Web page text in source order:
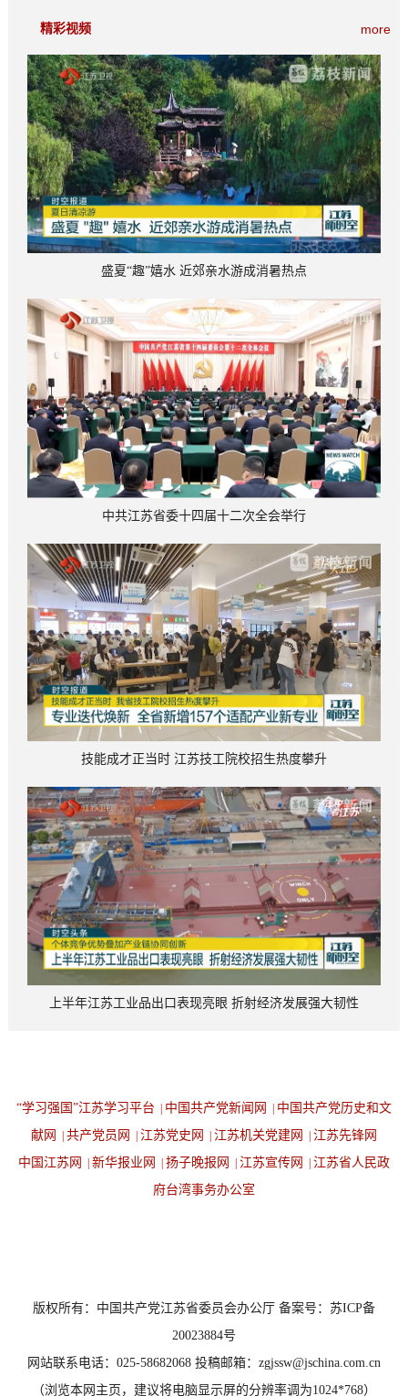
more
精彩视频
盛夏“趣”嬉水 近郊亲水游成消暑热点
中共江苏省委十四届十二次全会举行
技能成才正当时 江苏技工院校招生热度攀升
上半年江苏工业品出口表现亮眼 折射经济发展强大韧性
“学习强国”江苏学习平台 中国共产党新闻网
中国共产党历史和文
献网
共产党员网 江苏党史网 江苏机关党建网
江苏先锋网
中国江苏网
新华报业网 扬子晚报网 江苏宣传网
江苏省人民政
府台湾事务办公室
版权所有：中国共产党江苏省委员会办公厅 备案号：苏ICP备
20023884号
网站联系电话：025-58682068 投稿邮箱：zgjssw@jschina.com.cn
（浏览本网主页，建议将电脑显示屏的分辨率调为1024*768）